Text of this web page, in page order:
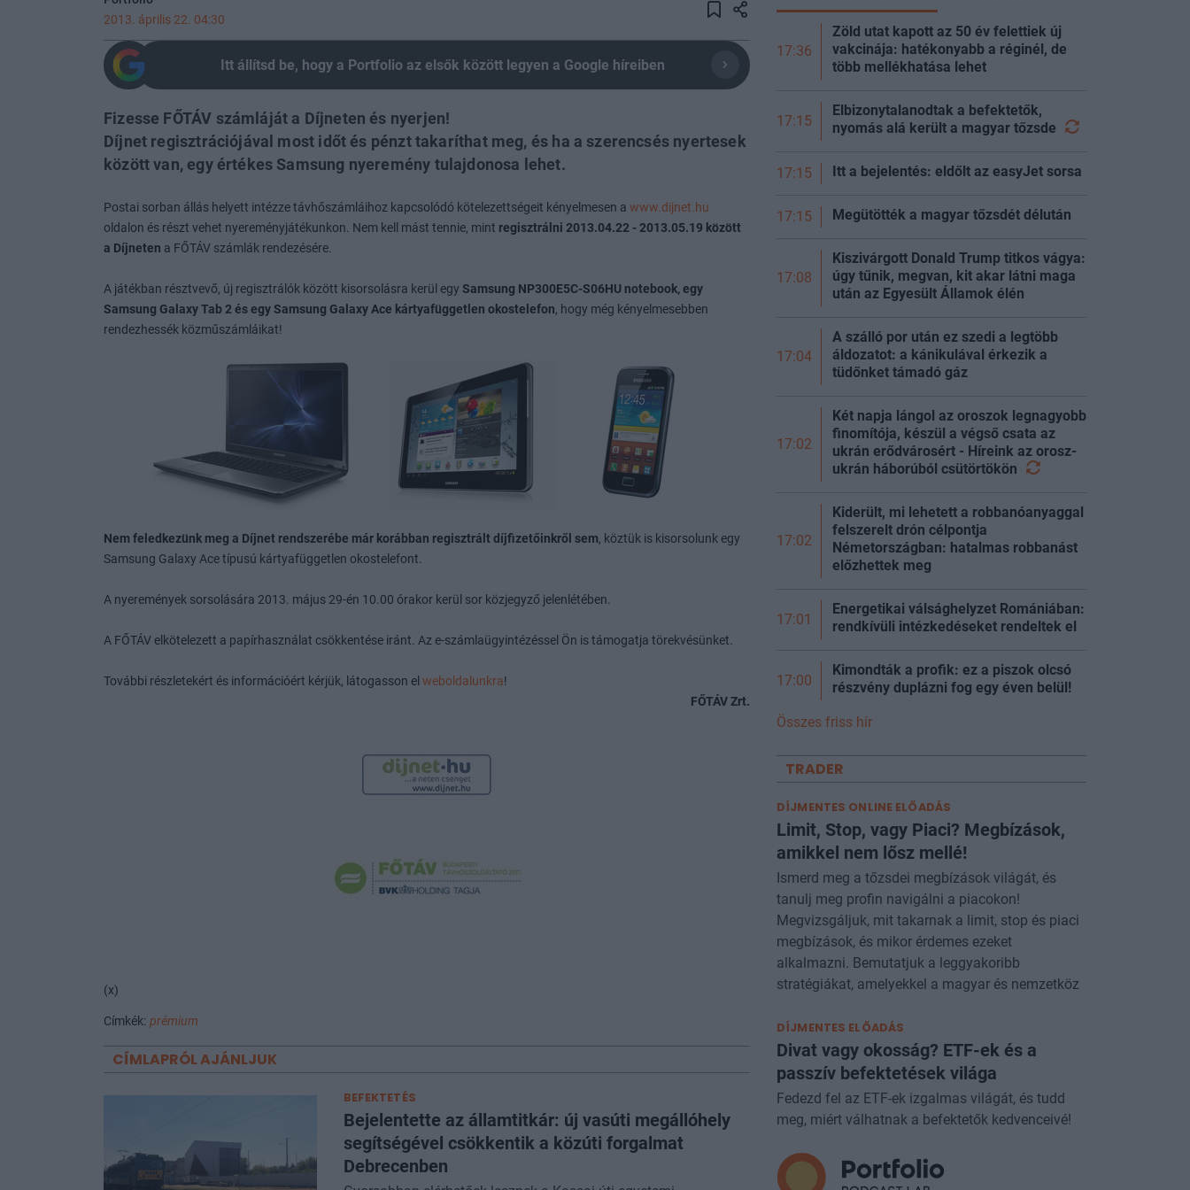
2013. április 22. 04:30
Itt állítsd be, hogy a Portfolio az elsők között legyen a Google híreiben
Fizesse FŐTÁV számláját a Díjneten és nyerjen!
Díjnet regisztrációjával most időt és pénzt takaríthat meg, és ha a szerencsés nyertesek
között van, egy értékes Samsung nyeremény tulajdonosa lehet.
Postai sorban állás helyett intézze távhőszámláihoz kapcsolódó kötelezettségeit kényelmesen a www.dijnet.hu
oldalon és részt vehet nyereményjátékunkon. Nem kell mást tennie, mint regisztrálni 2013.04.22 - 2013.05.19 között
a Díjneten a FŐTÁV számlák rendezésére.
A játékban résztvevő, új regisztrálók között kisorsolásra kerül egy Samsung NP300E5C-S06HU notebook, egy
Samsung Galaxy Tab 2 és egy Samsung Galaxy Ace kártyafüggetlen okostelefon, hogy még kényelmesebben
rendezhessék közműszámláikat!
Nem feledkezünk meg a Díjnet rendszerébe már korábban regisztrált díjfizetőinkről sem, köztük is kisorsolunk egy
Samsung Galaxy Ace típusú kártyafüggetlen okostelefont.
A nyeremények sorsolására 2013. május 29-én 10.00 órakor kerül sor közjegyző jelenlétében.
A FŐTÁV elkötelezett a papírhasználat csökkentése iránt. Az e-számlaügyintézéssel Ön is támogatja törekvésünket.
További részletekért és információért kérjük, látogasson el weboldalunkra!
FŐTÁV Zrt.
(x)
Címkék: prémium
CÍMLAPRÓL AJÁNLJUK
BEFEKTETÉS
Bejelentette az államtitkár: új vasúti megállóhely
segítségével csökkentik a közúti forgalmat
Debrecenben
17:36
Zöld utat kapott az 50 év felettiek új
vakcinája: hatékonyabb a réginél, de
több mellékhatása lehet
17:15
Elbizonytalanodtak a befektetők,
nyomás alá került a magyar tőzsde
17:15 Itt a bejelentés: eldőlt az easyJet sorsa
17:15 Megütötték a magyar tőzsdét délután
17:08
Kiszivárgott Donald Trump titkos vágya:
úgy tűnik, megvan, kit akar látni maga
után az Egyesült Államok élén
17:04
A szálló por után ez szedi a legtöbb
áldozatot: a kánikulával érkezik a
tüdőnket támadó gáz
17:02
Két napja lángol az oroszok legnagyobb
finomítója, készül a végső csata az
ukrán erődvárosért - Híreink az orosz-
ukrán háborúból csütörtökön
17:02
Kiderült, mi lehetett a robbanóanyaggal
felszerelt drón célpontja
Németországban: hatalmas robbanást
előzhettek meg
17:01
Energetikai válsághelyzet Romániában:
rendkívüli intézkedéseket rendeltek el
17:00
Kimondták a profik: ez a piszok olcsó
részvény duplázni fog egy éven belül!
Összes friss hír
TRADER
DÍJMENTES ONLINE ELŐADÁS
Limit, Stop, vagy Piaci? Megbízások,
amikkel nem lősz mellé!
Ismerd meg a tőzsdei megbízások világát, és
tanulj meg profin navigálni a piacokon!
Megvizsgáljuk, mit takarnak a limit, stop és piaci
megbízások, és mikor érdemes ezeket
alkalmazni. Bemutatjuk a leggyakoribb
stratégiákat, amelyekkel a magyar és nemzetköz
DÍJMENTES ELŐADÁS
Divat vagy okosság? ETF-ek és a
passzív befektetések világa
Fedezd fel az ETF-ek izgalmas világát, és tudd
meg, miért válhatnak a befektetők kedvenceivé!